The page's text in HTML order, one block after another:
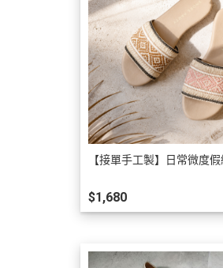
【接單手工製】日常微度
$1,680